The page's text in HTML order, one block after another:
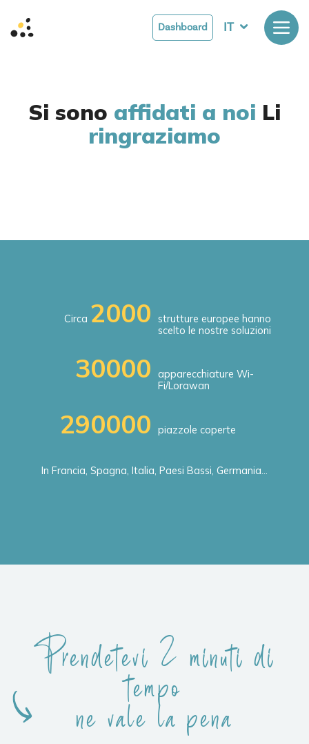
Dashboard IT
Si sono affidati a noi Li
ringraziamo
Circa 2000 strutture europee hanno
scelto le nostre soluzioni
30000 apparecchiature Wi-
Fi/Lorawan
290000 piazzole coperte
In Francia, Spagna, Italia, Paesi Bassi, Germania…
Prendetevi 2 minuti di
tempo
ne vale la pena